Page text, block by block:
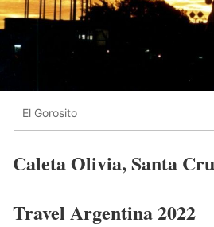
El Gorosito
Caleta Olivia, Santa
Travel Argentina 2022